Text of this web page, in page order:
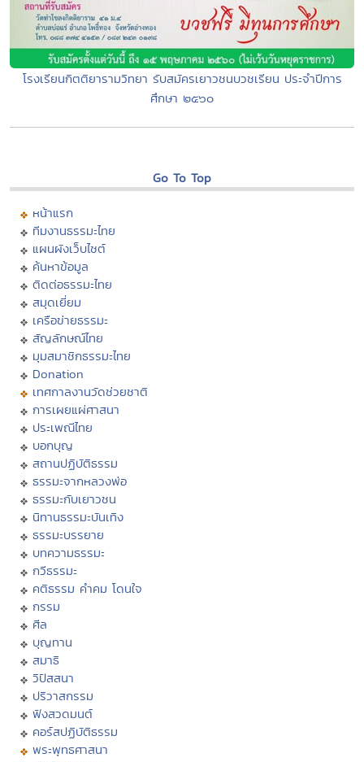
โรงเรียนกิตติยารามวิทยา รับสมัครเยาวชนบวชเรียน ประจำปีการ
ศึกษา ๒๕๖๐
Go To Top
หน้าแรก
ทีมงานธรรมะไทย
แผนผังเว็บไซต์
ค้นหาข้อมูล
ติดต่อธรรมะไทย
สมุดเยี่ยม
เครือข่ายธรรมะ
สัญลักษณ์ไทย
มุมสมาชิกธรรมะไทย
Donation
เทศกาลงานวัดช่วยชาติ
การเผยแผ่ศาสนา
ประเพณีไทย
บอกบุญ
สถานปฏิบัติธรรม
ธรรมะจากหลวงพ่อ
ธรรมะกับเยาวชน
นิทานธรรมะบันเทิง
ธรรมะบรรยาย
บทความธรรมะ
กวีธรรมะ
คติธรรม คำคม โดนใจ
กรรม
ศีล
บุญทาน
สมาธิ
วิปัสสนา
ปริวาสกรรม
ฟังสวดมนต์
คอร์สปฏิบัติธรรม
พระพุทธศาสนา